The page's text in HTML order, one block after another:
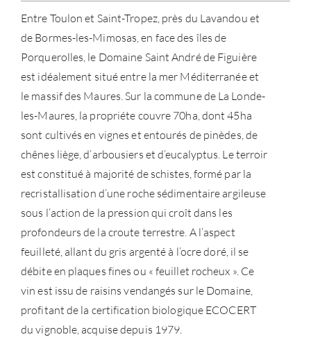
Entre Toulon et Saint-Tropez, près du Lavandou et
de Bormes-les-Mimosas, en face des îles de
Porquerolles, le Domaine Saint André de Figuière
est idéalement situé entre la mer Méditerranée et
le massif des Maures. Sur la commune de La Londe-
les-Maures, la propriéte couvre 70ha, dont 45ha
sont cultivés en vignes et entourés de pinèdes, de
chênes liège, d’arbousiers et d’eucalyptus. Le terroir
est constitué à majorité de schistes, formé par la
recristallisation d’une roche sédimentaire argileuse
sous l’action de la pression qui croît dans les
profondeurs de la croute terrestre. A l’aspect
feuilleté, allant du gris argenté à l’ocre doré, il se
débite en plaques fines ou « feuillet rocheux ». Ce
vin est issu de raisins vendangés sur le Domaine,
profitant de la certification biologique ECOCERT
du vignoble, acquise depuis 1979.